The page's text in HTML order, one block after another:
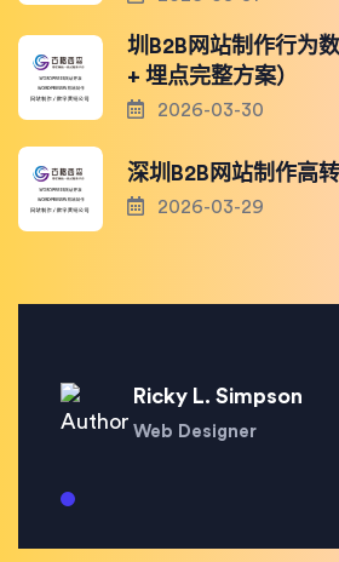
圳B2B网站制作行为
+ 埋点完整方案）
2026-03-30
深圳B2B网站制作高
2026-03-29
Ricky L. Simpson
Web Designer